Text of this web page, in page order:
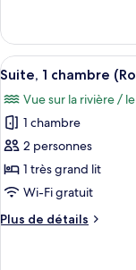
chambre,
accessible
aux
personnes
à
mobilité
réduite
(Hearing)
le
type
de
Suite,
chambre,
accessible
aux
personnes
mobilité
Afficher
toutes
les
photos
pour
ce
type
chambre :
5
Suite, 1 chambre
Vue sur la rivière /
1 chambre
2 personnes
1 très grand lit
Wi-Fi gratuit
Plus de détails
Plus